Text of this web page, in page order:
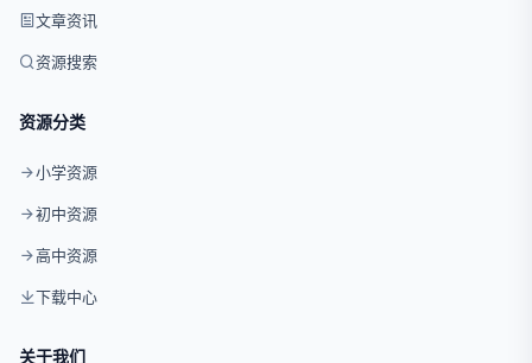
文章资讯
资源搜索
资源分类
小学资源
初中资源
高中资源
下载中心
关于我们